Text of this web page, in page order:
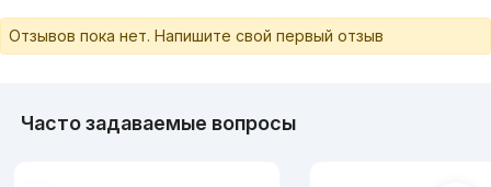
Отзывов пока нет. Напишите свой первый отзыв
Часто задаваемые вопросы